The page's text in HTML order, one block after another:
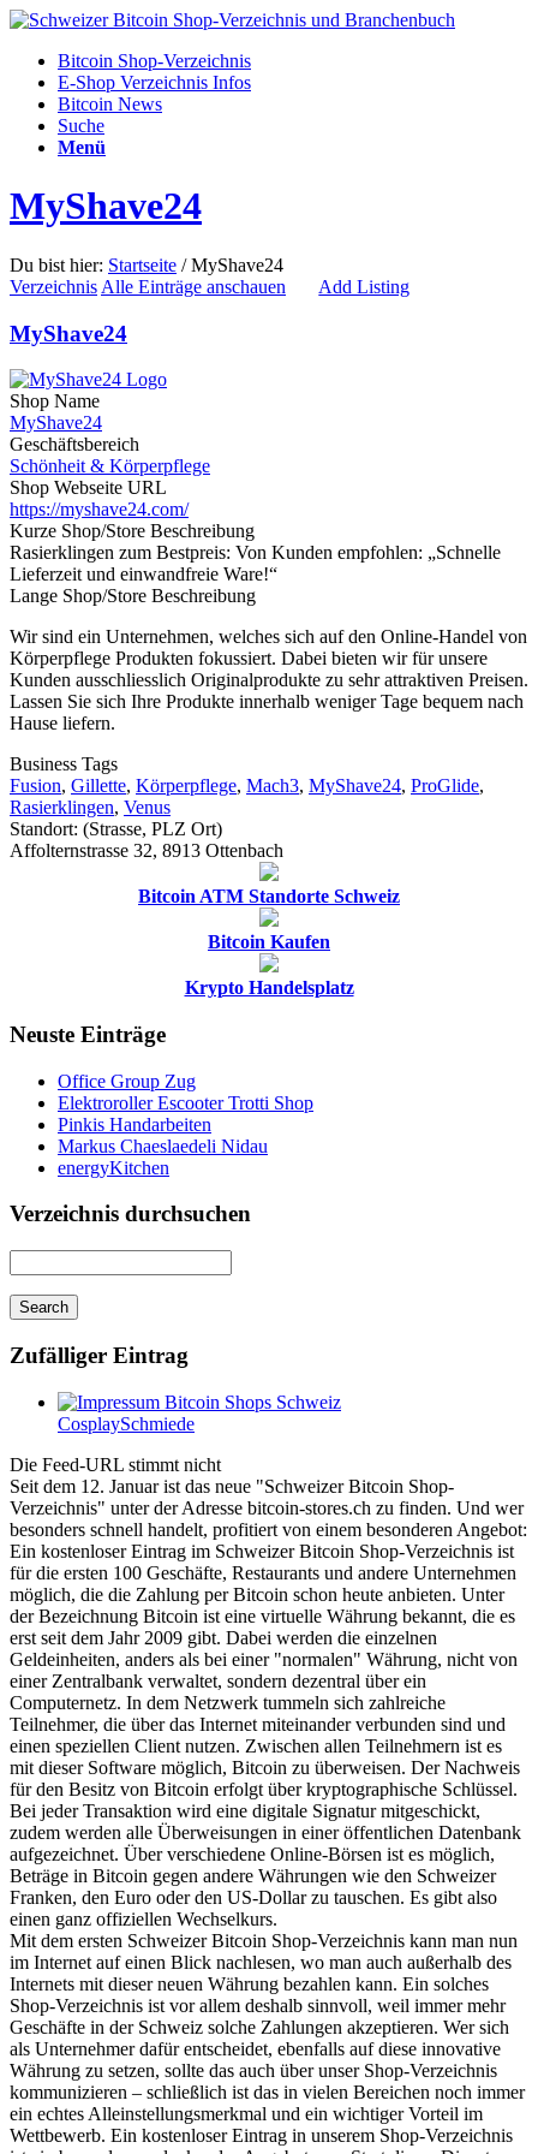
Bitcoin Shop-Verzeichnis
E-Shop Verzeichnis Infos
Bitcoin News
Suche
Menü
MyShave24
Du bist hier: Startseite / MyShave24
Verzeichnis Alle Einträge anschauen Add Listing
MyShave24
Shop Name
MyShave24
Geschäftsbereich
Schönheit & Körperpflege
Shop Webseite URL
https://myshave24.com/
Kurze Shop/Store Beschreibung
Rasierklingen zum Bestpreis: Von Kunden empfohlen: „Schnelle
Lieferzeit und einwandfreie Ware!“
Lange Shop/Store Beschreibung
Wir sind ein Unternehmen, welches sich auf den Online-Handel von
Körperpflege Produkten fokussiert. Dabei bieten wir für unsere
Kunden ausschliesslich Originalprodukte zu sehr attraktiven Preisen.
Lassen Sie sich Ihre Produkte innerhalb weniger Tage bequem nach
Hause liefern.
Business Tags
Fusion, Gillette, Körperpflege, Mach3, MyShave24, ProGlide,
Rasierklingen, Venus
Standort: (Strasse, PLZ Ort)
Affolternstrasse 32, 8913 Ottenbach
Bitcoin ATM Standorte Schweiz
Bitcoin Kaufen
Krypto Handelsplatz
Neuste Einträge
Office Group Zug
Elektroroller Escooter Trotti Shop
Pinkis Handarbeiten
Markus Chaeslaedeli Nidau
energyKitchen
Verzeichnis durchsuchen
Zufälliger Eintrag
CosplaySchmiede
Die Feed-URL stimmt nicht
Seit dem 12. Januar ist das neue "Schweizer Bitcoin Shop-
Verzeichnis" unter der Adresse bitcoin-stores.ch zu finden. Und wer
besonders schnell handelt, profitiert von einem besonderen Angebot:
Ein kostenloser Eintrag im Schweizer Bitcoin Shop-Verzeichnis ist
für die ersten 100 Geschäfte, Restaurants und andere Unternehmen
möglich, die die Zahlung per Bitcoin schon heute anbieten. Unter
der Bezeichnung Bitcoin ist eine virtuelle Währung bekannt, die es
erst seit dem Jahr 2009 gibt. Dabei werden die einzelnen
Geldeinheiten, anders als bei einer "normalen" Währung, nicht von
einer Zentralbank verwaltet, sondern dezentral über ein
Computernetz. In dem Netzwerk tummeln sich zahlreiche
Teilnehmer, die über das Internet miteinander verbunden sind und
einen speziellen Client nutzen. Zwischen allen Teilnehmern ist es
mit dieser Software möglich, Bitcoin zu überweisen. Der Nachweis
für den Besitz von Bitcoin erfolgt über kryptographische Schlüssel.
Bei jeder Transaktion wird eine digitale Signatur mitgeschickt,
zudem werden alle Überweisungen in einer öffentlichen Datenbank
aufgezeichnet. Über verschiedene Online-Börsen ist es möglich,
Beträge in Bitcoin gegen andere Währungen wie den Schweizer
Franken, den Euro oder den US-Dollar zu tauschen. Es gibt also
einen ganz offiziellen Wechselkurs.
Mit dem ersten Schweizer Bitcoin Shop-Verzeichnis kann man nun
im Internet auf einen Blick nachlesen, wo man auch außerhalb des
Internets mit dieser neuen Währung bezahlen kann. Ein solches
Shop-Verzeichnis ist vor allem deshalb sinnvoll, weil immer mehr
Geschäfte in der Schweiz solche Zahlungen akzeptieren. Wer sich
als Unternehmer dafür entscheidet, ebenfalls auf diese innovative
Währung zu setzen, sollte das auch über unser Shop-Verzeichnis
kommunizieren – schließlich ist das in vielen Bereichen noch immer
ein echtes Alleinstellungsmerkmal und ein wichtiger Vorteil im
Wettbewerb. Ein kostenloser Eintrag in unserem Shop-Verzeichnis